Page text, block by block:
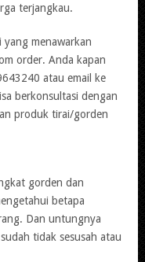
terjangkau.
yang menawarkan
order. Anda kapan
atau email ke
berkonsultasi dengan
produk tirai/gorden
gorden dan
betapa
Dan untungnya
tidak sesusah atau